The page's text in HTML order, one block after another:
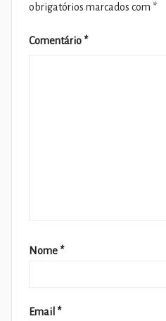
obrigatórios marcados com *
Comentário *
Nome *
Email *